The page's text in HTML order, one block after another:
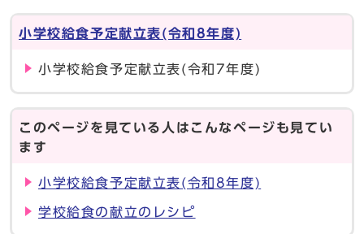
小学校給食予定献立表(令和8年度)
小学校給食予定献立表(令和7年度)
このページを見ている人はこんなページも見てい
ます
小学校給食予定献立表(令和8年度)
学校給食の献立のレシピ